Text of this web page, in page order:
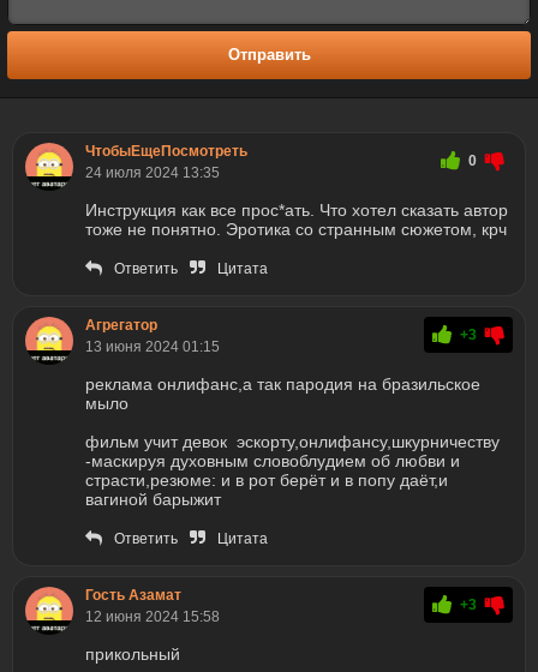
Отправить
ЧтобыЕщеПосмотреть
24 июля 2024 13:35
0
Инструкция как все прос*ать. Что хотел сказать автор
тоже не понятно. Эротика со странным сюжетом, крч
Ответить Цитата
Агрегатор
13 июня 2024 01:15
+3
реклама онлифанс,а так пародия на бразильское
мыло
фильм учит девок эскорту,онлифансу,шкурничеству
-маскируя духовным словоблудием об любви и
страсти,резюме: и в рот берёт и в попу даёт,и
вагиной барыжит
Ответить Цитата
Гость Азамат
12 июня 2024 15:58
+3
прикольный